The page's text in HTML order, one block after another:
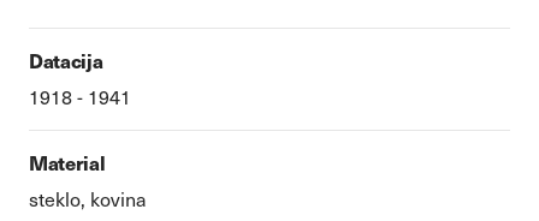
Datacija
1918 - 1941
Material
steklo, kovina